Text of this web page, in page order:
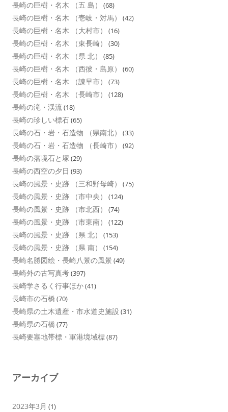
長崎の巨樹・名木 （五 島） (68)
長崎の巨樹・名木 （壱岐・対馬） (42)
長崎の巨樹・名木 （大村市） (16)
長崎の巨樹・名木 （東長崎） (30)
長崎の巨樹・名木 （県 北） (85)
長崎の巨樹・名木 （西彼・島原） (60)
長崎の巨樹・名木 （諌早市） (73)
長崎の巨樹・名木 （長崎市） (128)
長崎の滝・渓流(18)
長崎の珍しい標石(65)
長崎の石・岩・石造物 （県南北） (33)
長崎の石・岩・石造物 （長崎市） (92)
長崎の藩境石と塚 (29)
長崎の西空の夕日 (93)
長崎の風景・史跡 （三和野母崎） (75)
長崎の風景・史跡 （市中央） (124)
長崎の風景・史跡 （市北西） (74)
長崎の風景・史跡 （市東南） (122)
長崎の風景・史跡 （県 北） (153)
長崎の風景・史跡 （県 南） (154)
長崎名勝図絵・長崎八景の風景 (49)
長崎外の古写真考(397)
長崎学さるく行事ほか(41)
長崎市の石橋 (70)
長崎県の土木遺産・市水道史施設 (31)
長崎県の石橋 (77)
長崎要塞地帯標・軍港境域標(87)
アーカイブ
2023年3月 (1)